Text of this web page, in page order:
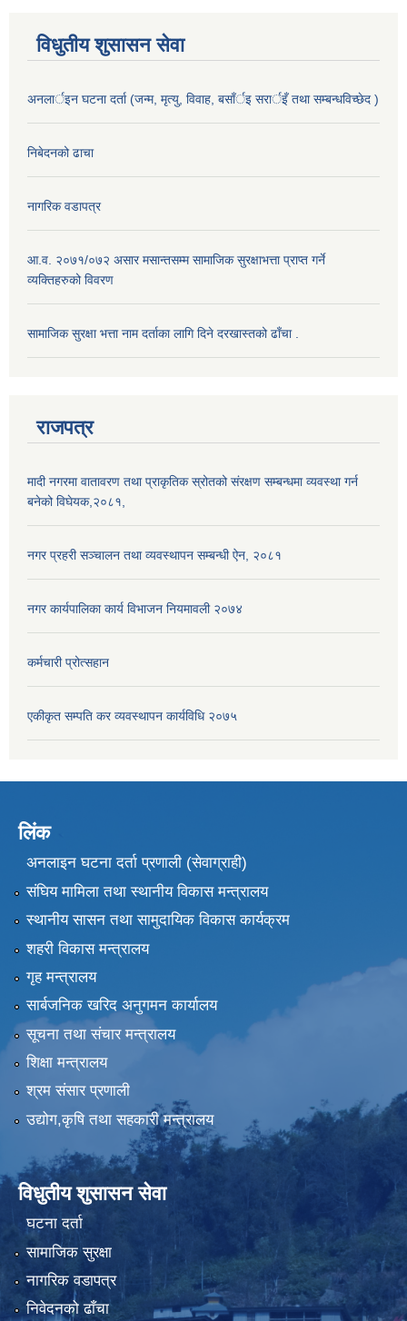
विधुतीय शुसासन सेवा
अनलार्इन घटना दर्ता (जन्म, मृत्यु, विवाह, बसाँर्इ सरार्इँ तथा सम्बन्धविच्छेद )
निबेदनको ढाचा
नागरिक वडापत्र
आ.व. २०७१/०७२ असार मसान्तसम्म सामाजिक सुरक्षाभत्ता प्राप्त गर्ने
व्यक्तिहरुको विवरण
सामाजिक सुरक्षा भत्ता नाम दर्ताका लागि दिने दरखास्तको ढाँचा .
राजपत्र
मादी नगरमा वातावरण तथा प्राकृतिक स्रोतको संरक्षण सम्बन्धमा व्यवस्था गर्न
बनेको विघेयक,२०८१,
नगर प्रहरी सञ्चालन तथा व्यवस्थापन सम्बन्धी ऐन, २०८१
नगर कार्यपालिका कार्य विभाजन नियमावली २०७४
कर्मचारी प्रोत्सहान
एकीकृत सम्पति कर व्यवस्थापन कार्यविधि २०७५
लिंक
अनलाइन घटना दर्ता प्रणाली (सेवाग्राही)
संघिय मामिला तथा स्थानीय विकास मन्त्रालय
स्थानीय सासन तथा सामुदायिक विकास कार्यक्रम
शहरी विकास मन्त्रालय
गृह मन्त्रालय
सार्बजनिक खरिद अनुगमन कार्यालय
सूचना तथा संचार मन्त्रालय
शिक्षा मन्त्रालय
श्रम संसार प्रणाली
उद्योग,कृषि तथा सहकारी मन्त्रालय
विधुतीय शुसासन सेवा
घटना दर्ता
सामाजिक सुरक्षा
नागरिक वडापत्र
निवेदनको ढाँचा